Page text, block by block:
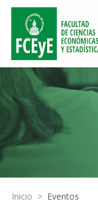
Inicio > Eventos